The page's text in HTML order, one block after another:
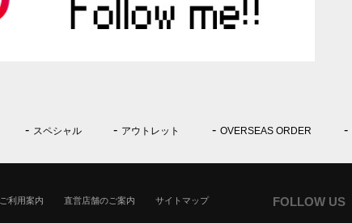
スペシャル アウトレット OVERSEAS ORDER
ご利用案内 直営店舗のご案内 サイトマップ FOLLOW US